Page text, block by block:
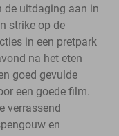
de uitdaging aan in
strike op de
in een pretpark
na het eten
goed gevulde
een goede film.
verrassend
en